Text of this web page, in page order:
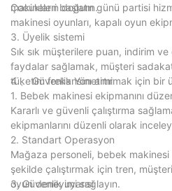
makineleri başlatın.
Çocukların doğum günü partisi
makinesi oyunları, kapalı oyun
3. Üyelik sistemi
Sık sık müşterilere puan, indirim
faydalar sağlamak, müşteri
tüketim frekansını artırmak için bir
4 、 Güvenlik Yönetimi
1. Bebek makinesi ekipmanını
Kararlı ve güvenli çalıştırma
ekipmanlarını düzenli olarak
2. Standart Operasyon
Mağaza personeli, bebek makinesi
şekilde çalıştırmak için tren,
oyun deneyimi sağlayın.
3. Güvenlik uyarısı